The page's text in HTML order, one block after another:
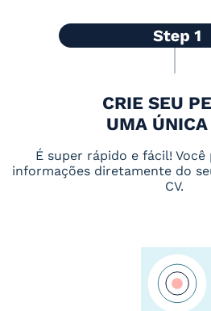
CRIE SEU
UMA
É super rápido e fácil!
informações diretamente do
CV.